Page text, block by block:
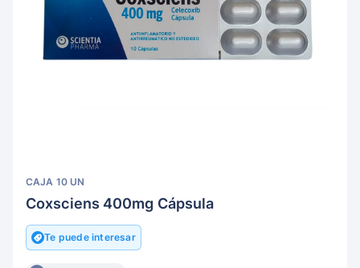
CAJA 10 UN
Coxsciens 400mg Cápsula
Te puede interesar